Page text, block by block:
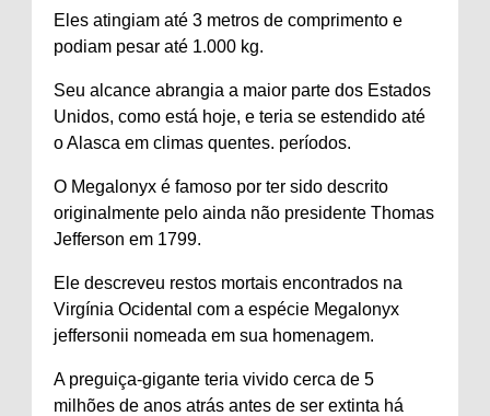
Eles atingiam até 3 metros de comprimento e
podiam pesar até 1.000 kg.
Seu alcance abrangia a maior parte dos Estados
Unidos, como está hoje, e teria se estendido até
o Alasca em climas quentes. períodos.
O Megalonyx é famoso por ter sido descrito
originalmente pelo ainda não presidente Thomas
Jefferson em 1799.
Ele descreveu restos mortais encontrados na
Virgínia Ocidental com a espécie Megalonyx
jeffersonii nomeada em sua homenagem.
A preguiça-gigante teria vivido cerca de 5
milhões de anos atrás antes de ser extinta há